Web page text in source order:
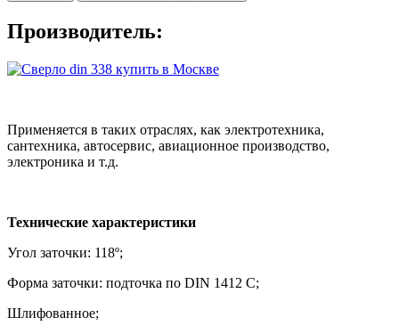
Производитель:
Применяется в таких отраслях, как электротехника,
сантехника, автосервис, авиационное производство,
электроника и т.д.
Технические характеристики
Угол заточки: 118º;
Форма заточки: подточка по DIN 1412 C;
Шлифованное;